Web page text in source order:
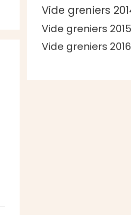
Vide greniers
Vide greniers 2015
Vide greniers 2016